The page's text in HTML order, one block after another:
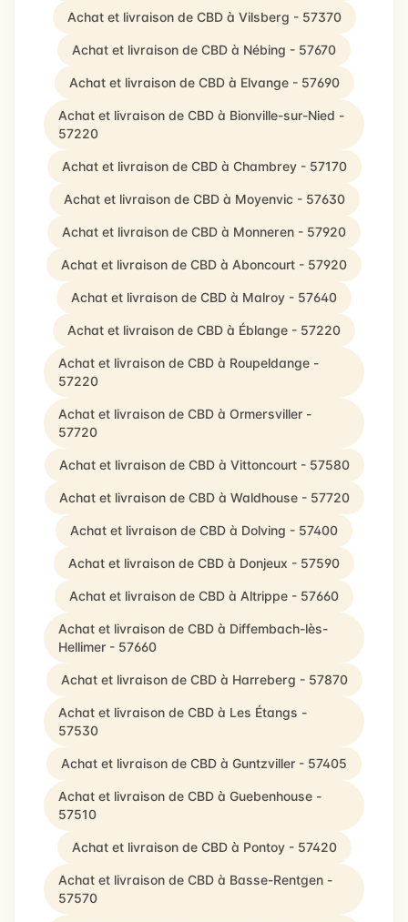
Achat et livraison de CBD à Vilsberg - 57370
Achat et livraison de CBD à Nébing - 57670
Achat et livraison de CBD à Elvange - 57690
Achat et livraison de CBD à Bionville-sur-Nied -
57220
Achat et livraison de CBD à Chambrey - 57170
Achat et livraison de CBD à Moyenvic - 57630
Achat et livraison de CBD à Monneren - 57920
Achat et livraison de CBD à Aboncourt - 57920
Achat et livraison de CBD à Malroy - 57640
Achat et livraison de CBD à Éblange - 57220
Achat et livraison de CBD à Roupeldange -
57220
Achat et livraison de CBD à Ormersviller -
57720
Achat et livraison de CBD à Vittoncourt - 57580
Achat et livraison de CBD à Waldhouse - 57720
Achat et livraison de CBD à Dolving - 57400
Achat et livraison de CBD à Donjeux - 57590
Achat et livraison de CBD à Altrippe - 57660
Achat et livraison de CBD à Diffembach-lès-
Hellimer - 57660
Achat et livraison de CBD à Harreberg - 57870
Achat et livraison de CBD à Les Étangs -
57530
Achat et livraison de CBD à Guntzviller - 57405
Achat et livraison de CBD à Guebenhouse -
57510
Achat et livraison de CBD à Pontoy - 57420
Achat et livraison de CBD à Basse-Rentgen -
57570